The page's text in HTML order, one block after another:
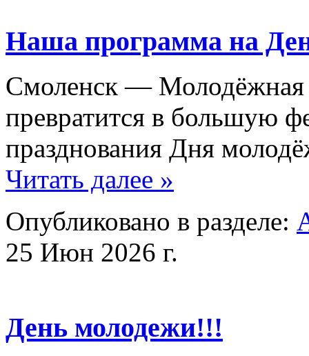
Наша программа на
Смоленск — Молодёжная
превратится в большую
празднования Дня
Читать далее »
Опубликовано в разделе:
25 Июн 2026 г.
День молодежи!!!